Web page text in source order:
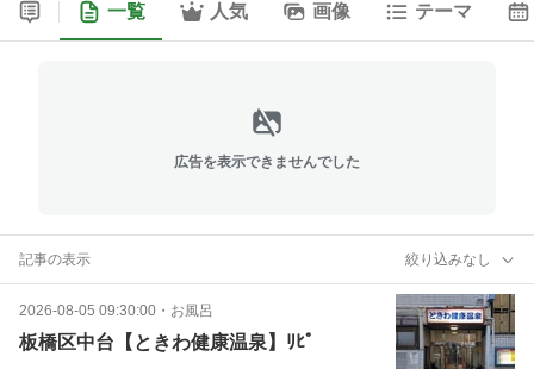
一覧 人気 画像 テーマ
広告を表示できませんでした
記事の表示 絞り込みなし
2026-08-05 09:30:00 ・ お風呂
板橋区中台【ときわ健康温泉】ﾘﾋﾟ